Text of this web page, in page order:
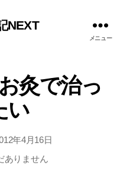
NEXT
メニュー
灸で治っ
い
年4月16日
ありません